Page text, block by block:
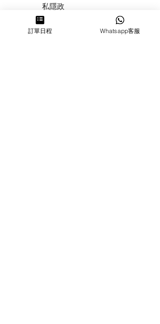
私隱政
策
​積分計
訂單日程 Whatsapp客服